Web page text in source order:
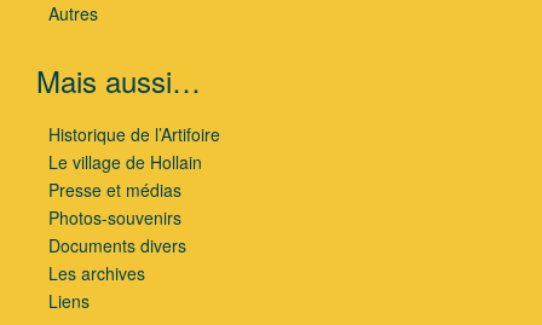
Autres
Mais aussi…
Historique de l’Artifoire
Le village de Hollain
Presse et médias
Photos-souvenirs
Documents divers
Les archives
Liens